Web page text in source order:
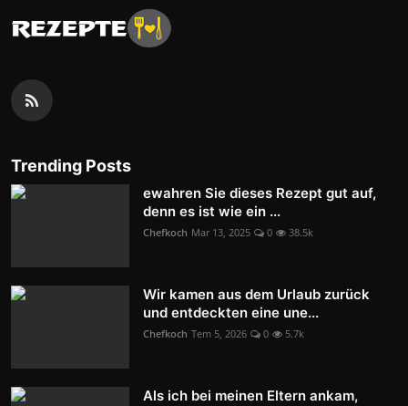
Trending Posts
ewahren Sie dieses Rezept gut auf,
denn es ist wie ein ...
Chefkoch Mar 13, 2025 0 38.5k
Wir kamen aus dem Urlaub zurück
und entdeckten eine une...
Chefkoch Tem 5, 2026 0 5.7k
Als ich bei meinen Eltern ankam,